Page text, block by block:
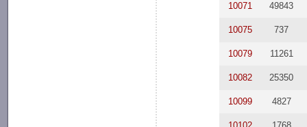
10071 49843
10075 737
10079 11261
10082 25350
10099 4827